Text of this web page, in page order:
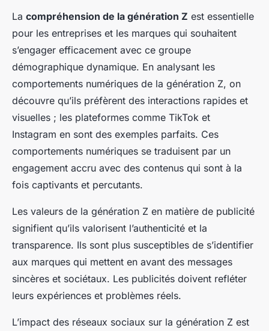
La compréhension de la génération Z est essentielle
pour les entreprises et les marques qui souhaitent
s’engager efficacement avec ce groupe
démographique dynamique. En analysant les
comportements numériques de la génération Z, on
découvre qu’ils préfèrent des interactions rapides et
visuelles ; les plateformes comme TikTok et
Instagram en sont des exemples parfaits. Ces
comportements numériques se traduisent par un
engagement accru avec des contenus qui sont à la
fois captivants et percutants.
Les valeurs de la génération Z en matière de publicité
signifient qu’ils valorisent l’authenticité et la
transparence. Ils sont plus susceptibles de s’identifier
aux marques qui mettent en avant des messages
sincères et sociétaux. Les publicités doivent refléter
leurs expériences et problèmes réels.
L’impact des réseaux sociaux sur la génération Z est